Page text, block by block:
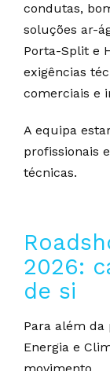
condutas,
soluções ar-
Porta-Split e
exigências
comerciais e
A equipa
profissionais
técnicas.
2026:
de si
Para além da
Energia e